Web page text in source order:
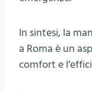
In sintesi, la
a Roma è un
comfort e